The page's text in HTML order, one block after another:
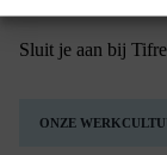
Sluit je aan bij
ONZE